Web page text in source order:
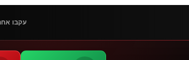
עקבו